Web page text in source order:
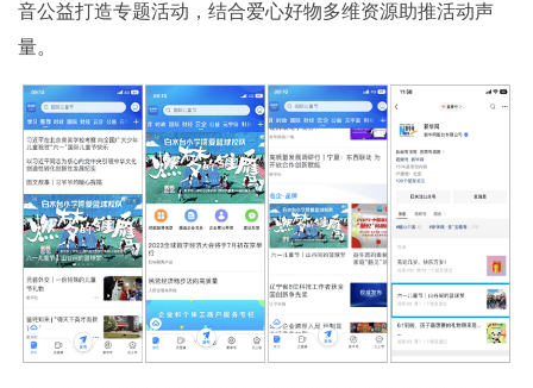
音公益打造专题活动，结合爱心好物多维资源助推活动声
量。